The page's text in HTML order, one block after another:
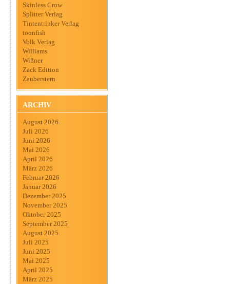
Skinless Crow
Splitter Verlag
Tintentrinker Verlag
toonfish
Volk Verlag
Williams
Wißner
Zack Edition
Zauberstern
ARCHIV
August 2026
Juli 2026
Juni 2026
Mai 2026
April 2026
März 2026
Februar 2026
Januar 2026
Dezember 2025
November 2025
Oktober 2025
September 2025
August 2025
Juli 2025
Juni 2025
Mai 2025
April 2025
März 2025